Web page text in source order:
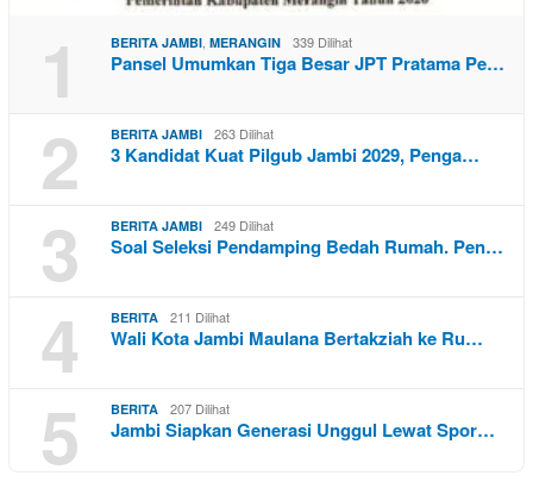
1 BERITA JAMBI, MERANGIN 339 Dilihat
Pansel Umumkan Tiga Besar JPT Pratama Pe…
2 BERITA JAMBI 263 Dilihat
3 Kandidat Kuat Pilgub Jambi 2029, Penga…
3 BERITA JAMBI 249 Dilihat
Soal Seleksi Pendamping Bedah Rumah. Pen…
4 BERITA 211 Dilihat
Wali Kota Jambi Maulana Bertakziah ke Ru…
5 BERITA 207 Dilihat
Jambi Siapkan Generasi Unggul Lewat Spor…